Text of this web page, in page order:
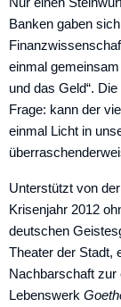
Banken gaben
einmal
und das Geld“.
Frage: kann der
einmal Licht in
Unterstützt von
Krisenjahr 2012
deutschen
Theater der Stadt,
Nachbarschaft zur
Lebenswerk